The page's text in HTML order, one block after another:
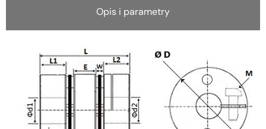
Opis i parametry